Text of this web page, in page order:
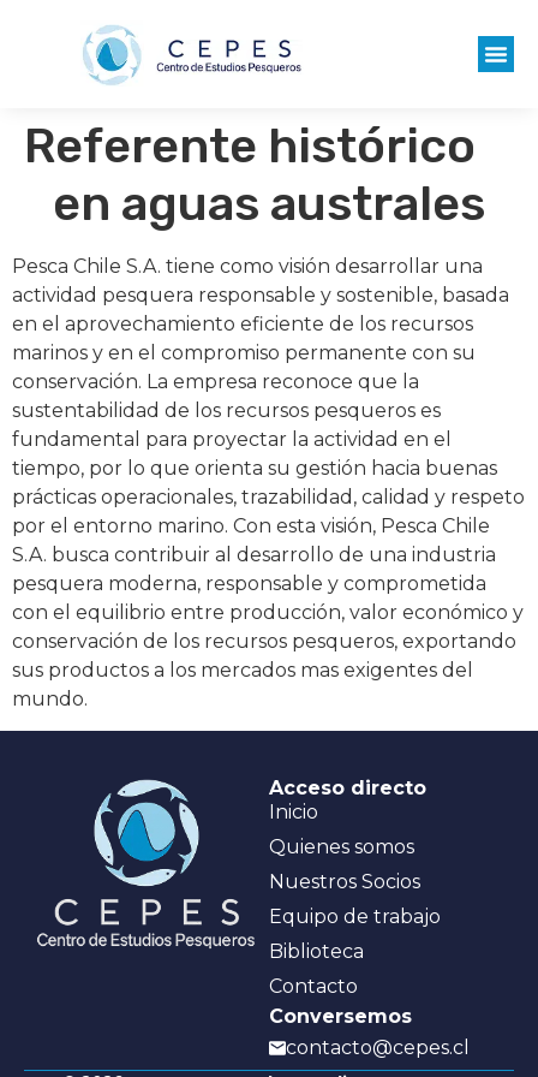
Referente histórico
en aguas australes
Pesca Chile S.A. tiene como visión desarrollar una
actividad pesquera responsable y sostenible, basada
en el aprovechamiento eficiente de los recursos
marinos y en el compromiso permanente con su
conservación. La empresa reconoce que la
sustentabilidad de los recursos pesqueros es
fundamental para proyectar la actividad en el
tiempo, por lo que orienta su gestión hacia buenas
prácticas operacionales, trazabilidad, calidad y respeto
por el entorno marino. Con esta visión, Pesca Chile
S.A. busca contribuir al desarrollo de una industria
pesquera moderna, responsable y comprometida
con el equilibrio entre producción, valor económico y
conservación de los recursos pesqueros, exportando
sus productos a los mercados mas exigentes del
mundo.
Acceso directo
Inicio
Quienes somos
Nuestros Socios
Equipo de trabajo
Biblioteca
Contacto
Conversemos
contacto@cepes.cl